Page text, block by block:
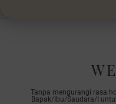
Tanpa mengurangi rasa
Bapak/Ibu/Saudara/I